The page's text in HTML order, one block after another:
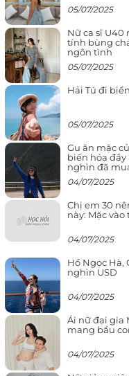
05/07/2025
Nữ ca sĩ U40
tính bùng
ngôn tình
05/07/2025
Hải Tú đi
05/07/2025
Gu ăn mặc
biến hóa
nghìn đã
04/07/2025
Chị em 30
này: Mặc
04/07/2025
Hồ Ngọc Hà,
nghìn USD
04/07/2025
Ái nữ đại gia
mang bầu
04/07/2025